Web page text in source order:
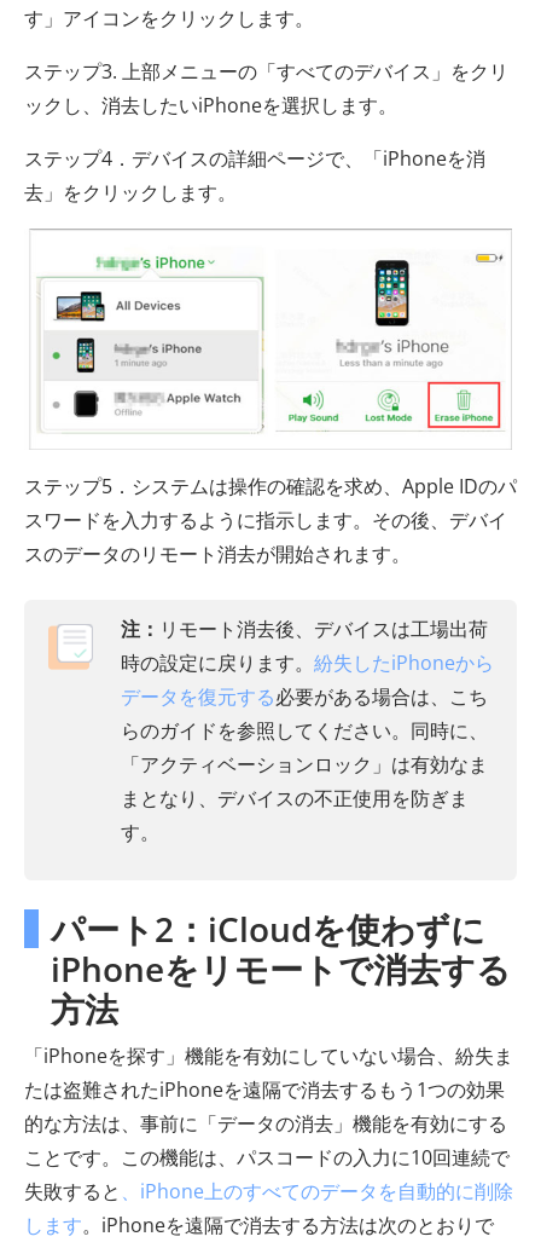
す」アイコンをクリックします。
ステップ3. 上部メニューの「すべてのデバイス」をクリ
ックし、消去したいiPhoneを選択します。
ステップ4．デバイスの詳細ページで、「iPhoneを消
去」をクリックします。
ステップ5．システムは操作の確認を求め、Apple IDのパ
スワードを入力するように指示します。その後、デバイ
スのデータのリモート消去が開始されます。
注： リモート消去後、デバイスは工場出荷
時の設定に戻ります。 紛失したiPhoneから
データを復元する必要がある場合は、こち
らのガイドを参照してください。同時に、
「アクティベーションロック」は有効なま
まとなり、デバイスの不正使用を防ぎま
す。
パート2：iCloudを使わずに
iPhoneをリモートで消去する
方法
「iPhoneを探す」機能を有効にしていない場合、紛失ま
たは盗難されたiPhoneを遠隔で消去するもう1つの効果
的な方法は、事前に「データの消去」機能を有効にする
ことです。この機能は、パスコードの入力に10回連続で
失敗すると 、iPhone上のすべてのデータを自動的に削除
します。iPhoneを遠隔で消去する方法は次のとおりで